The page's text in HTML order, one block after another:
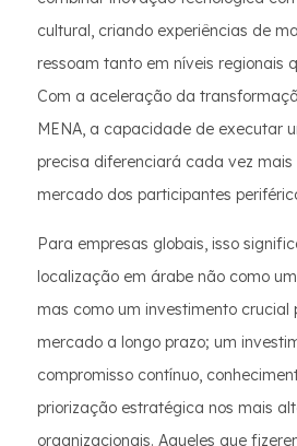
cultural, criando experiências de
ressoam tanto em níveis regionais
Com a aceleração da
MENA, a capacidade de executar
precisa diferenciará cada vez mais
mercado dos participantes
Para empresas globais, isso
localização em árabe não como
mas como um investimento crucial
mercado a longo prazo; um
compromisso contínuo,
priorização estratégica nos mais
organizacionais. Aqueles que